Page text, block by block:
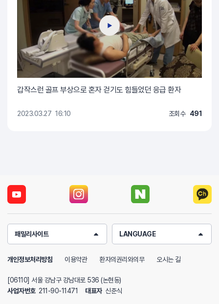
갑작스런 골프 부상으로 혼자 걷기도 힘들었던 응급 환자
2023.03.27 16:10 조회수 491
패밀리사이트 LANGUAGE
개인정보처리방침 이용약관 환자의권리와의무 오시는 길
[06110] 서울 강남구 강남대로 536 (논현동)
사업자번호 211-90-11471 대표자 신준식